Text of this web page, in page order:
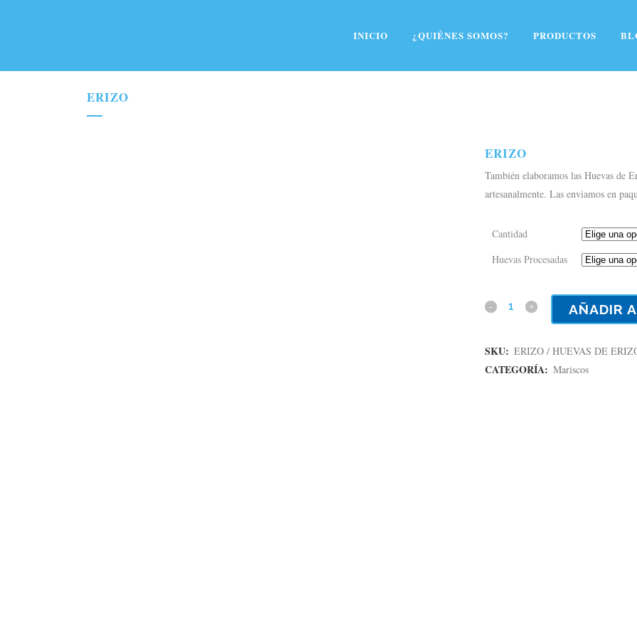
INICIO ¿QUIÉNES SOMOS? PRODUCTOS
ERIZO
ERIZO
También elaboramos las Huevas de
artesanalmente. Las enviamos en
Cantidad
Huevas Procesadas
AÑADIR
SKU: ERIZO / HUEVAS DE
CATEGORÍA: Mariscos